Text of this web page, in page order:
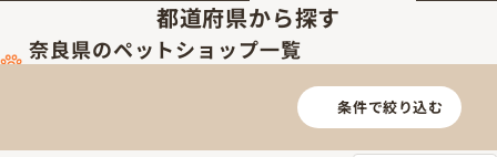
都道府県から探す
奈良県のペットショップ一覧
条件で絞り込む